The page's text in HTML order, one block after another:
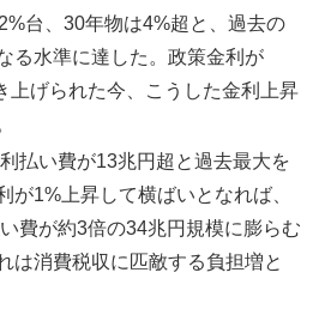
台、30年物は4%超と、過去の
る水準に達した。政策金利が
上げられた今、こうした金利上昇
払い費が13兆円超と過去最大を
が1%上昇して横ばいとなれば、
費が約3倍の34兆円規模に膨らむ
は消費税収に匹敵する負担増と